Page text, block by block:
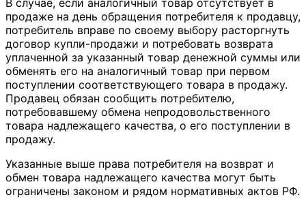
В случае, если аналогичный товар отсутствует в
продаже на день обращения потребителя к продавцу,
потребитель вправе по своему выбору расторгнуть
договор купли-продажи и потребовать возврата
уплаченной за указанный товар денежной суммы или
обменять его на аналогичный товар при первом
поступлении соответствующего товара в продажу.
Продавец обязан сообщить потребителю,
потребовавшему обмена непродовольственного
товара надлежащего качества, о его поступлении в
продажу.
Указанные выше права потребителя на возврат и
обмен товара надлежащего качества могут быть
ограничены законом и рядом нормативных актов РФ.